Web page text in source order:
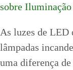
sobre
As luzes de LED
lâmpadas
uma diferença